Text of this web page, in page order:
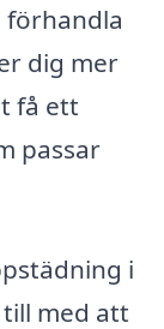
förhandla
dig mer
få ett
passar
i
med att